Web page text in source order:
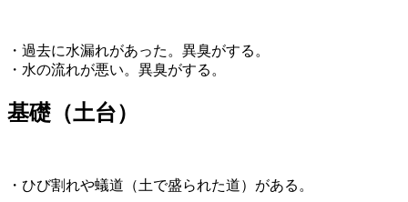
・過去に水漏れがあった。異臭がする。
・水の流れが悪い。異臭がする。
基礎（土台）
・ひび割れや蟻道（土で盛られた道）がある。